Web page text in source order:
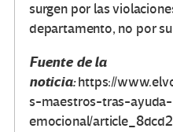
surgen por las
departamento, no por
Fuente de la
noticia:https://
s-maestros-tras-ayuda-
emocional/